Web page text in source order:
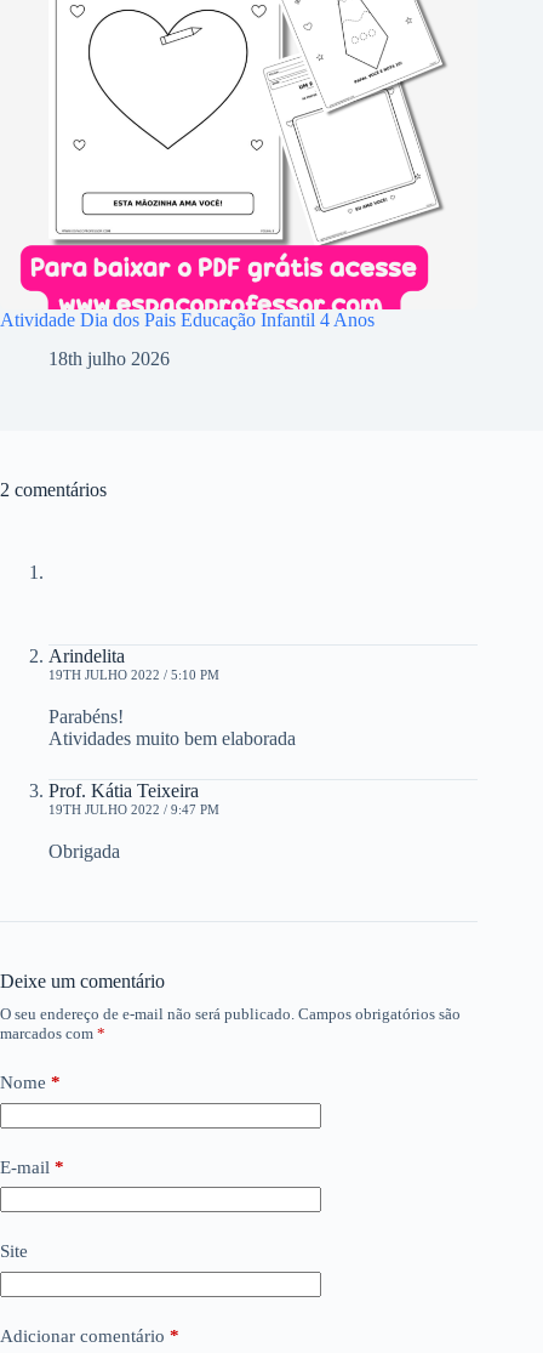
Atividade Dia dos Pais Educação Infantil 4 Anos
18th julho 2026
2 comentários
Arindelita
19TH JULHO 2022 / 5:10 PM
Parabéns!
Atividades muito bem elaborada
Prof. Kátia Teixeira
19TH JULHO 2022 / 9:47 PM
Obrigada
Deixe um comentário
O seu endereço de e-mail não será publicado. Campos obrigatórios são
marcados com *
Nome *
E-mail *
Site
Adicionar comentário *